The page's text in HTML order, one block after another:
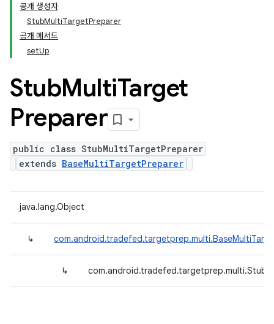
공개 생성자
StubMultiTargetPreparer
공개 메서드
setUp
StubMultiTarget
Preparer
public class StubMultiTargetPreparer
extends BaseMultiTargetPreparer
java.lang.Object
↳
↳